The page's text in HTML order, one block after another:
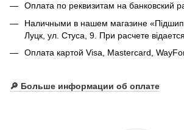
Оплата по реквизитам на банковский
Наличными в нашем магазине
Луцк, ул. Стуса, 9. При расчете
Оплата картой Visa, Mastercard,
🔎 Больше информации об оплате